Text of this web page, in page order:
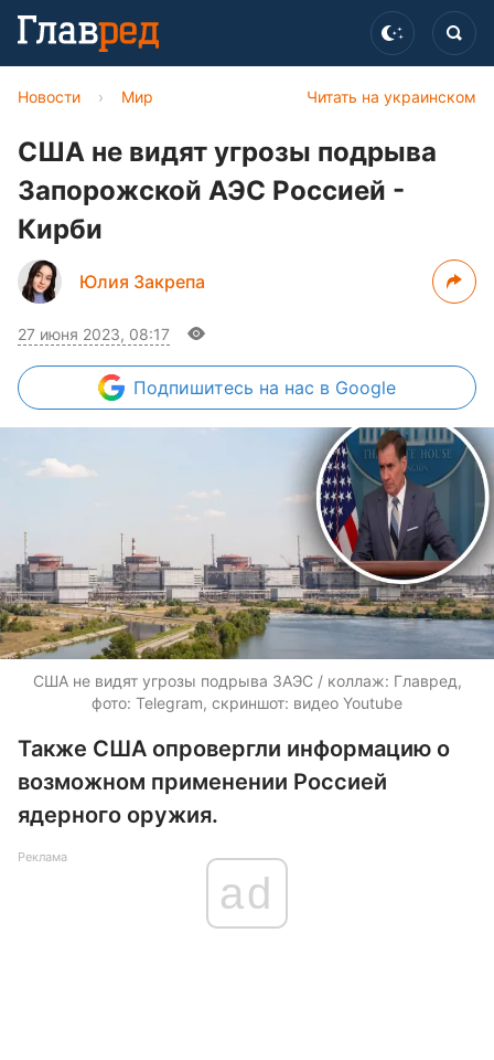
Читать на украинском
Новости › Мир
США не видят угрозы подрыва
Запорожской АЭС Россией -
Кирби
Юлия Закрепа
27 июня 2023, 08:17
Подпишитесь на нас в Google
США не видят угрозы подрыва ЗАЭС / коллаж: Главред,
фото: Telegram, скриншот: видео Youtube
Также США опровергли информацию о
возможном применении Россией
ядерного оружия.
Реклама
ad